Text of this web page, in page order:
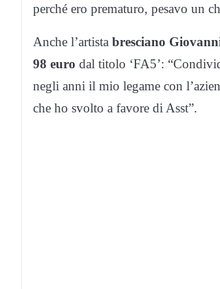
perché ero prematuro, pesavo un
Anche l’artista bresciano
98 euro dal titolo ‘FA5’:
negli anni il mio legame con
che ho svolto a favore di Asst”.